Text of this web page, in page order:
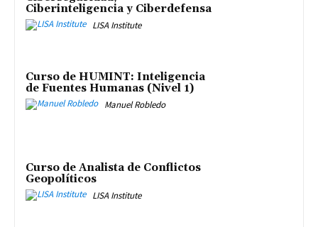
Ciberinteligencia y Ciberdefensa
LISA Institute
Curso de HUMINT: Inteligencia
de Fuentes Humanas (Nivel 1)
Manuel Robledo
Curso de Analista de Conflictos
Geopolíticos
LISA Institute